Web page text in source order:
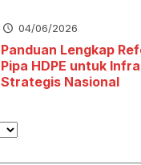
04/06/2026
Panduan Lengkap
Pipa HDPE untuk
Strategis Nasional